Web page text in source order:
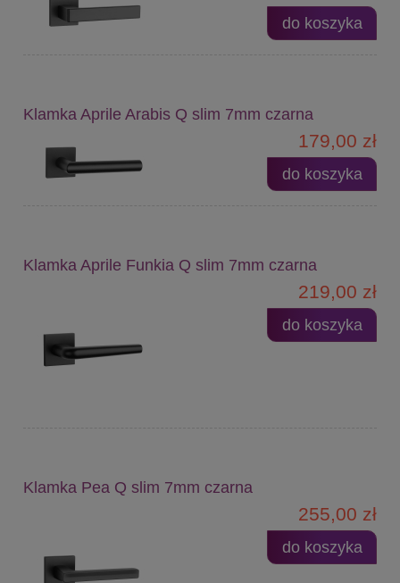
do koszyka
Klamka Aprile Arabis Q slim 7mm czarna
179,00 zł
do koszyka
Klamka Aprile Funkia Q slim 7mm czarna
219,00 zł
do koszyka
Klamka Pea Q slim 7mm czarna
255,00 zł
do koszyka